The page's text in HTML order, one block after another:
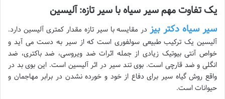
یک تفاوت مهم سیر سیاه با سیر تازه: آلیسین
سیر سیاه دکتر بیز در مقایسه با سیر تازه مقدار کمتری آلیسین دارد.
آلیسین یک ترکیب طبیعی سولفوری است که از سیر به دست می آید و
خواص آنتی بیوتیک زیادی از جمله اثرات ضد ویروسی، ضد باکتری، ضد
انگلی و ضد قارچی است. بوی تند سیر در اثر آلیسین است. این بوی بد در
واقع روش گیاه سیر برای دفاع از خود و خورده نشدن در برابر مهاجمان و
حیوانات است.